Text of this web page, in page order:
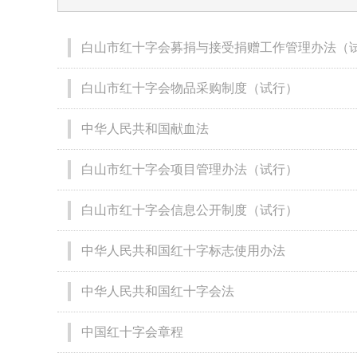
白山市红十字会募捐与接受捐赠工作管理办法（
白山市红十字会物品采购制度（试行）
中华人民共和国献血法
白山市红十字会项目管理办法（试行）
白山市红十字会信息公开制度（试行）
中华人民共和国红十字标志使用办法
中华人民共和国红十字会法
中国红十字会章程